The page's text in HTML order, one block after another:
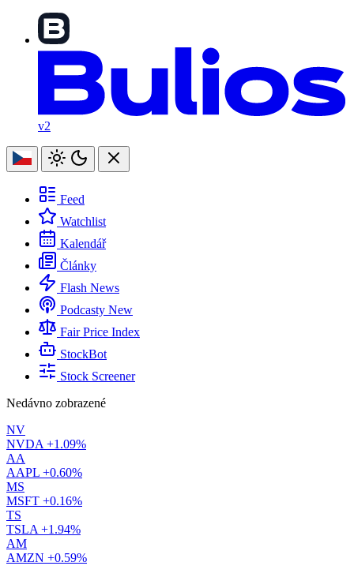
v2
Feed
Watchlist
Kalendář
Články
Flash News
Podcasty New
Fair Price Index
StockBot
Stock Screener
Nedávno zobrazené
NV
NVDA +1.09%
AA
AAPL +0.60%
MS
MSFT +0.16%
TS
TSLA +1.94%
AM
AMZN +0.59%